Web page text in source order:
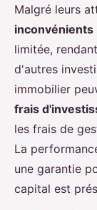
Malgré leurs
inconvénients
limitée,
d'autres
immobilier
frais
les frais de
La
une garantie
capital est